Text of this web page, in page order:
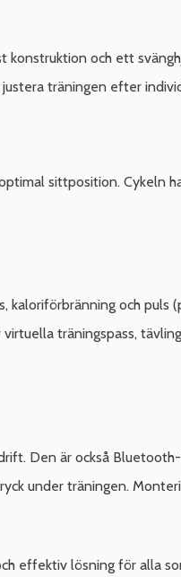
och ett
träningen efter
sittposition. Cykeln
och puls
träningspass,
Den är också
under träningen.
effektiv lösning för alla